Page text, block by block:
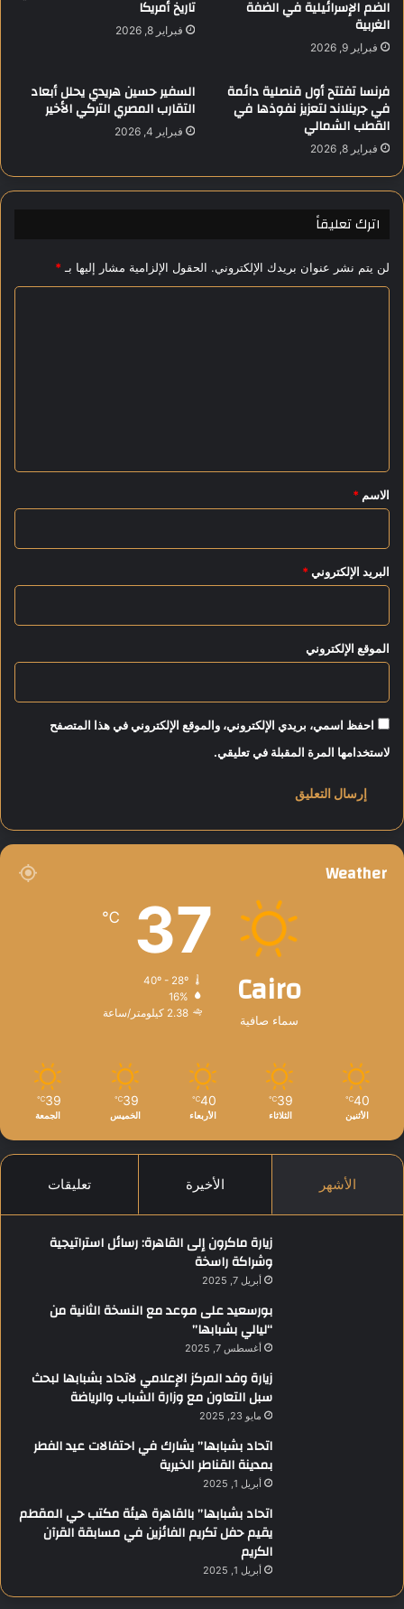
ا
ل
ل
ي
تُ
ط
ق
لً
ا
ي
ل
ا
ر
غ
ب
ت
م
ن
ن
ئ
ج
م
ت
ح
ت
ا
ط
ل
ب
ل
ا
ن
و
ة
ا
الضم الإسرائيلية في الضفة
الغربية
فبراير 9, 2026
تاريخ أمريكا
فبراير 8, 2026
فرنسا تفتتح أول قنصلية دائمة
في جرينلاند لتعزيز نفوذها في
القطب الشمالي
فبراير 8, 2026
السفير حسين هريدي يحلل أبعاد
التقارب المصري التركي الأخير
فبراير 4, 2026
اترك تعليقاً
لن يتم نشر عنوان بريدك الإلكتروني. الحقول الإلزامية مشار إليها بـ *
*
الاسم *
البريد الإلكتروني *
الموقع الإلكتروني
احفظ اسمي، بريدي الإلكتروني، والموقع الإلكتروني في هذا المتصفح
لاستخدامها المرة المقبلة في تعليقي.
Weather
Cairo
سماء صافية
37
℃
40º - 28º
16%
2.38 كيلومتر/ساعة
40
℃
الأثنين
39
℃
الثلاثاء
40
℃
الأربعاء
39
℃
الخميس
39
℃
الجمعة
الأشهر الأخيرة تعليقات
زيارة ماكرون إلى القاهرة: رسائل استراتيجية
وشراكة راسخة
أبريل 7, 2025
بورسعيد على موعد مع النسخة الثانية من
“ليالي بشبابها”
أغسطس 7, 2025
زيارة وفد المركز الإعلامي لاتحاد بشبابها لبحث
سبل التعاون مع وزارة الشباب والرياضة
مايو 23, 2025
اتحاد بشبابها” يشارك في احتفالات عيد الفطر
بمدينة القناطر الخيرية
أبريل 1, 2025
اتحاد بشبابها” بالقاهرة هيئة مكتب حي المقطم
يقيم حفل تكريم الفائزين في مسابقة القرآن
الكريم
أبريل 1, 2025